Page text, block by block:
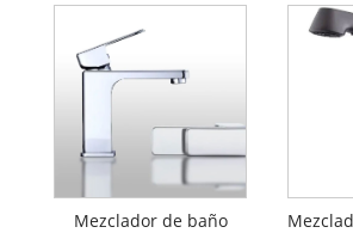
Mezclador de baño